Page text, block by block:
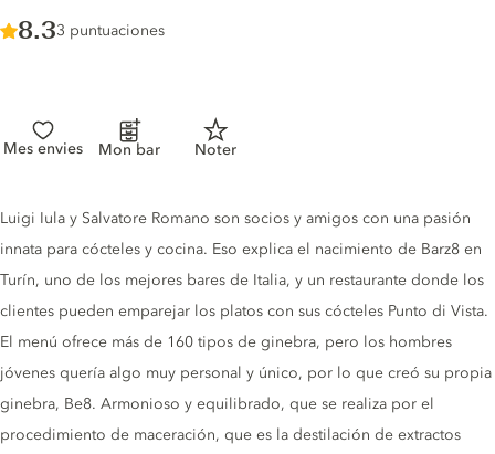
Score :
8.3/ 10
3 puntuaciones
Mes envies Mon bar Noter
Gin description
Luigi Iula y Salvatore Romano son socios y amigos con una pasión
innata para cócteles y cocina. Eso explica el nacimiento de Barz8 en
Turín, uno de los mejores bares de Italia, y un restaurante donde los
clientes pueden emparejar los platos con sus cócteles Punto di Vista.
El menú ofrece más de 160 tipos de ginebra, pero los hombres
jóvenes quería algo muy personal y único, por lo que creó su propia
ginebra, Be8. Armonioso y equilibrado, que se realiza por el
procedimiento de maceración, que es la destilación de extractos